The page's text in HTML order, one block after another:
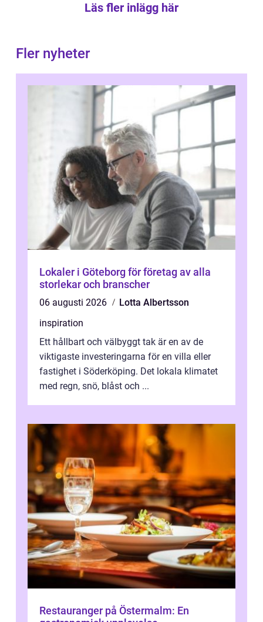
Läs fler inlägg här
Fler nyheter
Lokaler i Göteborg för företag av alla
storlekar och branscher
06 augusti 2026
Lotta Albertsson
inspiration
Ett hållbart och välbyggt tak är en av de
viktigaste investeringarna för en villa eller
fastighet i Söderköping. Det lokala klimatet
med regn, snö, blåst och ...
Restauranger på Östermalm: En